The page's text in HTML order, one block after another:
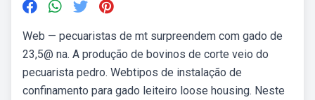
Web — pecuaristas de mt surpreendem com gado de
23,5@ na. A produção de bovinos de corte veio do
pecuarista pedro. Webtipos de instalação de
confinamento para gado leiteiro loose housing. Neste